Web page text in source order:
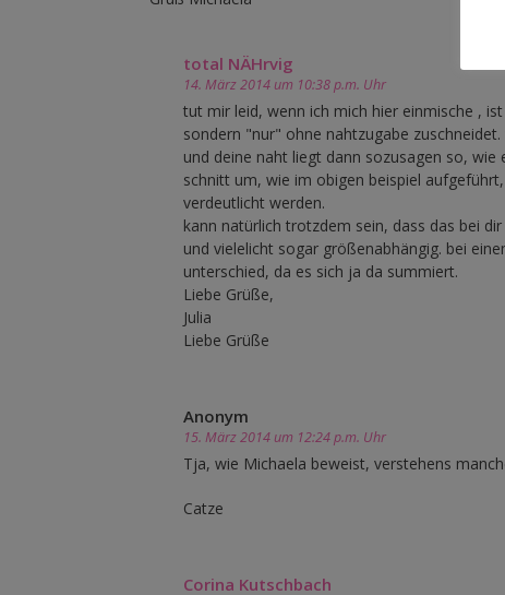
total NÄHrvig
14. März 2014 um 10:38 p.m. Uhr
tut mir leid, wenn ich mich hier einmische ,
sondern "nur" ohne nahtzugabe
und deine naht liegt dann sozusagen so,
schnitt um, wie im obigen beispiel
verdeutlicht werden.
kann natürlich trotzdem sein, dass das bei
und vielelicht sogar größenabhängig. bei
unterschied, da es sich ja da summiert.
Liebe Grüße,
Julia
Liebe Grüße
Anonym
15. März 2014 um 12:24 p.m. Uhr
Tja, wie Michaela beweist, verstehens
Catze
Corina Kutschbach